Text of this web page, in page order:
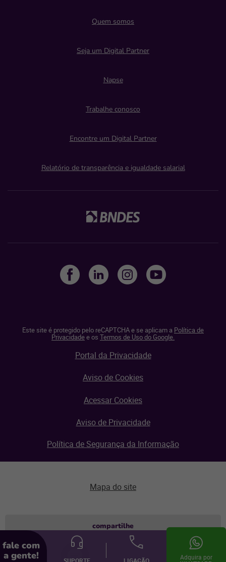
compartilhe
fale com
a gente!
SUPORTE LIGAÇÃO
Adquira por
Quem somos
Seja um Digital Partner
Napse
Trabalhe conosco
Encontre um Digital Partner
Relatório de transparência e igualdade salarial
Este site é protegido pelo reCAPTCHA e se aplicam a Política de
Privacidadee os Termos de Uso do Google.
Portal da Privacidade
Aviso de Cookies
Acessar Cookies
Aviso de Privacidade
Política de Segurança da Informação
© Linx 2026.
Todos os direitos reservados.
Mapa do site